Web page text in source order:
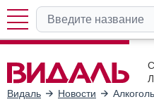
Видаль
Новости